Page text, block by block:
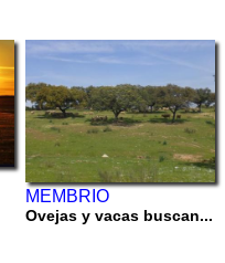
MEMBRIO
Ovejas y vacas buscan...